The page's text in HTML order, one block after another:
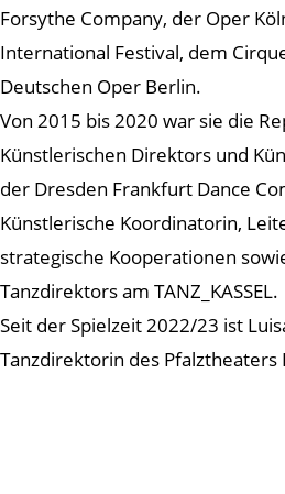
Forsythe Company, der Oper
International Festival, dem
Deutschen Oper Berlin.
Von 2015 bis 2020 war sie die
Künstlerischen Direktors und
der Dresden Frankfurt Dance
Künstlerische Koordinatorin,
strategische Kooperationen
Tanzdirektors am TANZ_KASSEL.
Seit der Spielzeit 2022/23 ist
Tanzdirektorin des Pfalztheaters